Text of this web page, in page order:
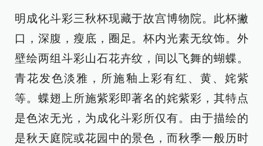
明成化斗彩三秋杯现藏于故宫博物院。此杯撇
口，深腹，瘦底，圈足。杯内光素无纹饰。外
壁绘两组斗彩山石花卉纹，间以飞舞的蝴蝶。
青花发色淡雅，所施釉上彩有红、黄、姹紫
等。蝶翅上所施紫彩即著名的姹紫彩，其特点
是色浓无光，为成化斗彩所仅有。由于描绘的
是秋天庭院或花园中的景色，而秋季一般历时